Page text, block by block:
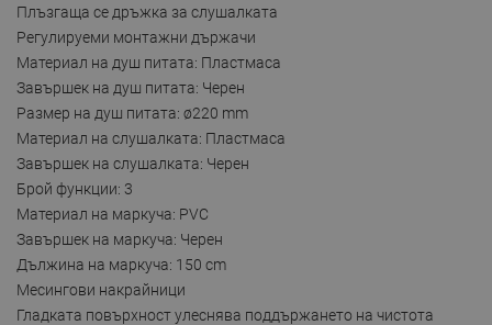
Плъзгаща се дръжка за слушалката
Регулируеми монтажни държачи
Материал на душ питата: Пластмаса
Завършек на душ питата: Черен
Размер на душ питата: ø220 mm
Материал на слушалката: Пластмаса
Завършек на слушалката: Черен
Брой функции: 3
Материал на маркуча: PVC
Завършек на маркуча: Черен
Дължина на маркуча: 150 cm
Месингови накрайници
Гладката повърхност улеснява поддържането на чистота